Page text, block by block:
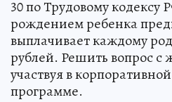
30 по Трудовому кодексу
рождением ребенка
выплачивает каждому
рублей. Решить вопрос с
участвуя в
программе.